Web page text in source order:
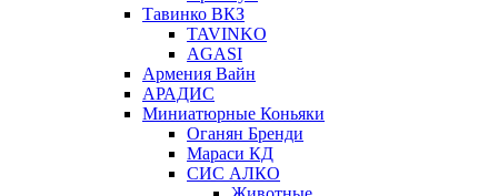
Тавинко ВКЗ
TAVINKO
AGASI
Армения Вайн
АРАДИС
Миниатюрные Коньяки
Оганян Бренди
Мараси КД
СИС АЛКО